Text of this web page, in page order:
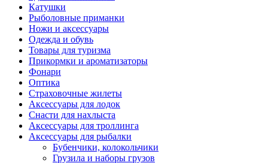
Катушки
Рыболовные приманки
Ножи и аксессуары
Одежда и обувь
Товары для туризма
Прикормки и ароматизаторы
Фонари
Оптика
Страховочные жилеты
Аксессуары для лодок
Снасти для нахлыста
Аксессуары для троллинга
Аксессуары для рыбалки
Бубенчики, колокольчики
Грузила и наборы грузов